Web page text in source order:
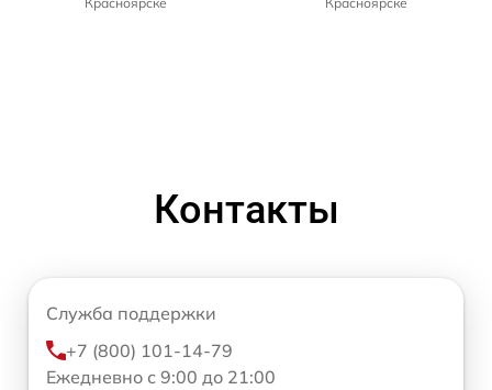
Контакты
Служба поддержки
+7 (800) 101-14-79
Ежедневно с 9:00 до 21:00